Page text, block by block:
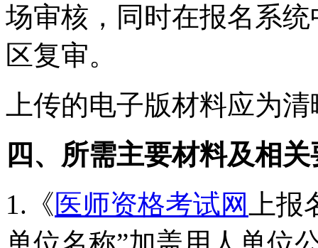
场审核，同时在报名系
区复审。
上传的电子版材料应为
四、所需主要材料及相关
1.《医师资格考试网
上